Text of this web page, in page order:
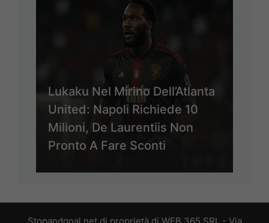
Lukaku Nel Mirino Dell’Atlanta
United: Napoli Richiede 10
Milioni, De Laurentiis Non
Pronto A Fare Sconti